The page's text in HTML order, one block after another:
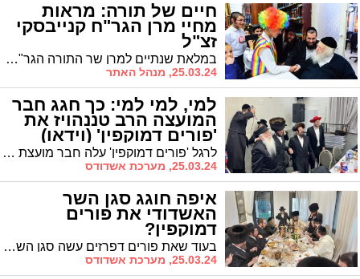
חיים של תורה: מראות
מחיי מרן הגר"ח קנייבסקי
זצ"ל
במלאת שנתיים למרן שר התורה הגר"ח קנייבסקי זצוק"ל: מה עשה מרן כשרבים עברו לפניו להתברך? כיצד הגיב כשהציגו לפניו את תמונתו? * גלריה מיוחדת ל'אשדודס' באדיבות שוקי לרר
25.03.24, מנהל האתר
למי, למי למי: כך חגג חבר
המועצה הרב טננהויז את
'פורים דמוקפין' (וידאו)
לרגל 'פורים דמוקפין' עלה חבר מועצת העיר מטעם 'אשדוד התורנית' הרב יהושע טננהויז לחגוג במשתה היין בביתו של יו"ר 'שלומי אמונים' השר הרב מאיר פרוש בירושלים לצד נציגי שלומי אמונים מכל ערי הארץ. צפו ברגעים מהשמחה
25.03.24, מערכת אשדודס
איפה חוגג סגן השר
האשדודי את פורים
דמוקפין?
בעוד שאת פורים דפרזים עשה סגן השר ח"כ הרב יעקב טסלר בביתו באשדוד, היום, פורים דמוקפין, הוא חגג בביתו של האיש הכל-יכול ביהדות התורה: מוטי בבציק
25.03.24, מערכת אשדודס